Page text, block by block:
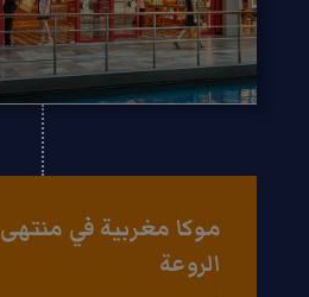
موكا مغربية في منتهى
الروعة